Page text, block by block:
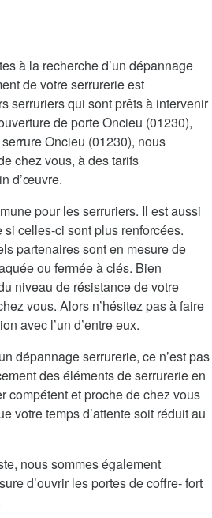
à la recherche d’un dépannage
de votre serrurerie est
serruriers qui sont prêts à intervenir
de porte Oncieu (01230),
Oncieu (01230), nous
chez vous, à des tarifs
d’œuvre.
pour les serruriers. Il est aussi
celles-ci sont plus renforcées.
partenaires sont en mesure de
ou fermée à clés. Bien
niveau de résistance de votre
vous. Alors n’hésitez pas à faire
avec l’un d’entre eux.
dépannage serrurerie, ce n’est pas
des éléments de serrurerie en
compétent et proche de chez vous
votre temps d’attente soit réduit au
nous sommes également
d’ouvrir les portes de coffre- fort